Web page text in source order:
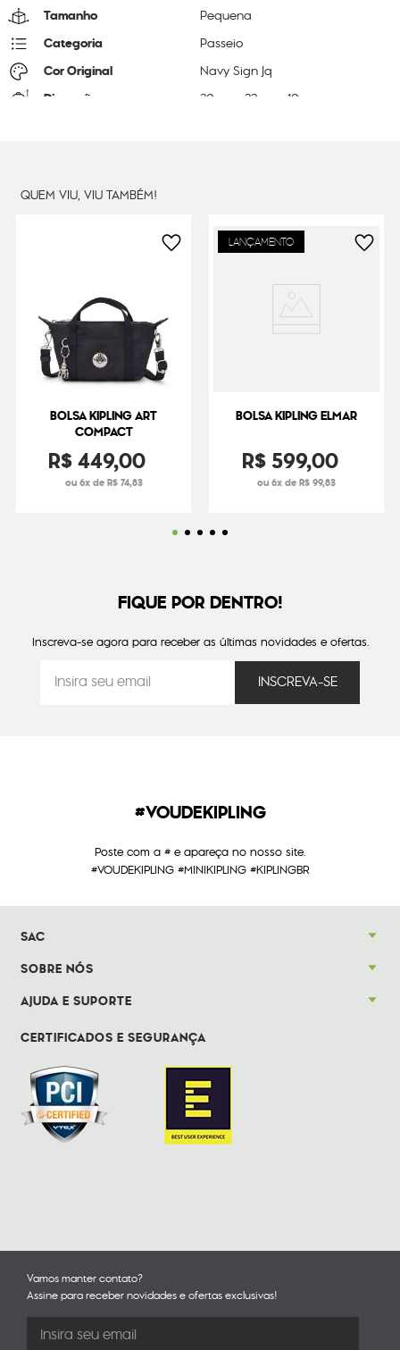
Tamanho Pequena
Categoria Passeio
Cor Original Navy Sign Jq
Dimensões 20 22 10
QUEM VIU, VIU TAMBÉM!
BOLSA KIPLING ART
COMPACT
R$449,00
ou 6x de R$ 74,83
LANÇAMENTO
BOLSA KIPLING ELMAR
R$599,00
ou 6x de R$ 99,83
FIQUE POR DENTRO!
Inscreva-se agora para receber as últimas novidades e ofertas.
#VOUDEKIPLING
Poste com a # e apareça no nosso site.
#VOUDEKIPLING #MINIKIPLING #KIPLINGBR
SAC
SOBRE NÓS
AJUDA E SUPORTE
CERTIFICADOS E SEGURANÇA
Vamos manter contato?
Assine para receber novidades e ofertas exclusivas!